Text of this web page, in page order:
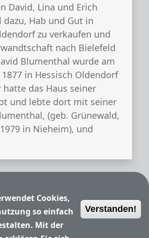
David, Lina und Erich
Hab und Gut in
zu verkaufen und
nach Bielefeld
Blumenthal wurde am
1877 in Hessisch Oldendorf
hatte das Haus seiner
und lebte dort mit seiner
(geb. Grünewald,
in Nieheim), und
Cookies,
so einfach
Mit der
Verstanden!